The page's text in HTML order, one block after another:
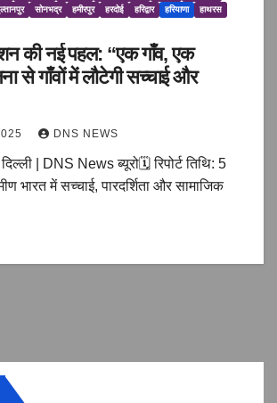
सोनभद्र हमीरपुर हरदोई हरिद्वार हरियाणा
हाथरस
की नई पहल: “एक गाँव, एक
से गाँवों में लौटेगी सच्चाई और
DNS NEWS
| DNS News ब्यूरो🗓️ रिपोर्ट तिथि: 5
भारत में सच्चाई, पारदर्शिता और सामाजिक